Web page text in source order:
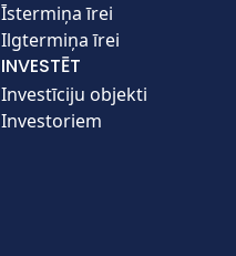
Īstermiņa īrei
Ilgtermiņa īrei
INVESTĒT
Investīciju objekti
Investoriem